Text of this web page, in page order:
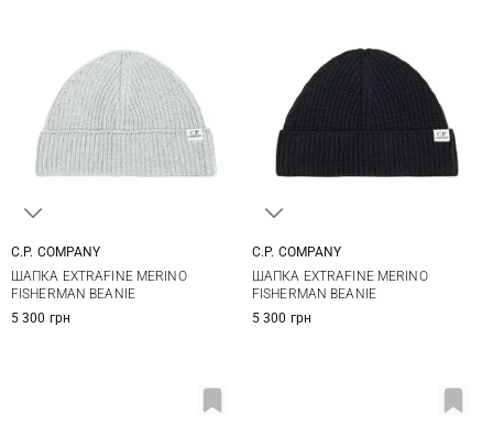
C.P. COMPANY
ШАПКА EXTRAFINE MERINO
FISHERMAN BEANIE
5 300 грн
C.P. COMPANY
ШАПКА EXTRAFINE MERINO
FISHERMAN BEANIE
5 300 грн